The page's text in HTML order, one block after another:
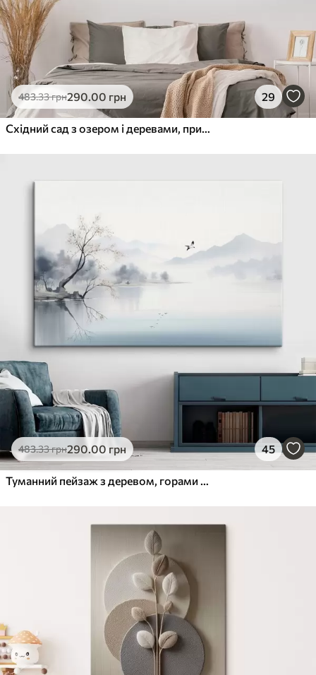
483.33грн290.00 грн 29
Східний сад з озером і деревами, природа, акварельний стиль
483.33грн290.00 грн 45
Туманний пейзаж з деревом, горами та птахами